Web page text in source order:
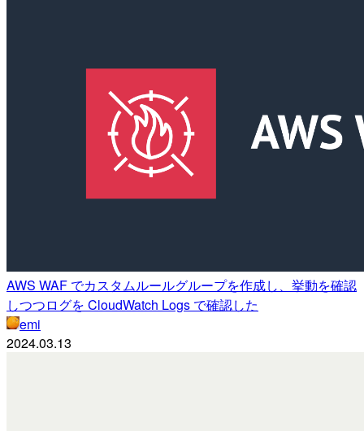
AWS WAF でカスタムルールグループを作成し、挙動を確認
しつつログを CloudWatch Logs で確認した
emi
2024.03.13